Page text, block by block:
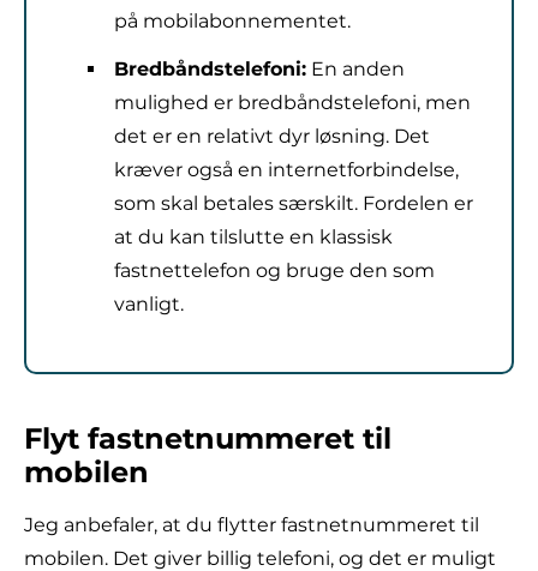
på mobilabonnementet.
Bredbåndstelefoni: En anden
mulighed er bredbåndstelefoni, men
det er en relativt dyr løsning. Det
kræver også en internetforbindelse,
som skal betales særskilt. Fordelen er
at du kan tilslutte en klassisk
fastnettelefon og bruge den som
vanligt.
Flyt fastnetnummeret til
mobilen
Jeg anbefaler, at du flytter fastnetnummeret til
mobilen. Det giver billig telefoni, og det er muligt